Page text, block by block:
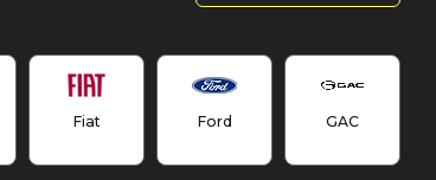
Fiat Ford GAC